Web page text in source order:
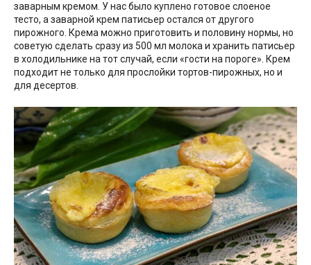
заварным кремом. У нас было куплено готовое слоеное
тесто, а заварной крем патисьер остался от другого
пирожного. Крема можно приготовить и половину нормы, но
советую сделать сразу из 500 мл молока и хранить патисьер
в холодильнике на тот случай, если «гости на пороге». Крем
подходит не только для прослойки тортов-пирожных, но и
для десертов.